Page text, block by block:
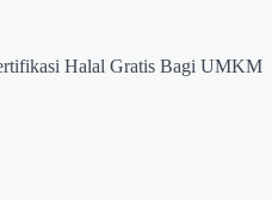
Halal Gratis Bagi UMKM